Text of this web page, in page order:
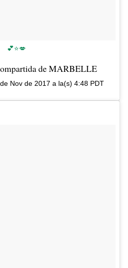
💕⭐️💋
de MARBELLE
Nov de 2017 a la(s) 4:48 PDT